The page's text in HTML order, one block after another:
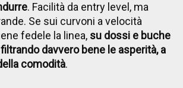
. Facilità da entry level, ma
Se sui curvoni a velocità
fedele la linea, su dossi e buche
davvero bene le asperità, a
comodità.